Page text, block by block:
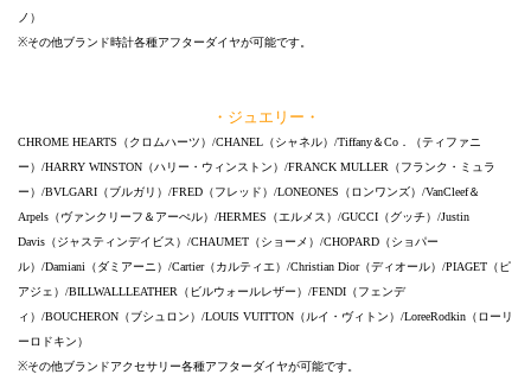
ノ）
※その他ブランド時計各種アフターダイヤが可能です。
・ジュエリー・
CHROME HEARTS（クロムハーツ）/CHANEL（シャネル）/Tiffany＆Co．（ティファニ
ー）/HARRY WINSTON（ハリー・ウィンストン）/FRANCK MULLER（フランク・ミュラ
ー）/BVLGARI（ブルガリ）/FRED（フレッド）/LONEONES（ロンワンズ）/VanCleef＆
Arpels（ヴァンクリーフ＆アーぺル）/HERMES（エルメス）/GUCCI（グッチ）/Justin
Davis（ジャスティンデイビス）/CHAUMET（ショーメ）/CHOPARD（ショパー
ル）/Damiani（ダミアーニ）/Cartier（カルティエ）/Christian Dior（ディオール）/PIAGET（ピ
アジェ）/BILLWALLLEATHER（ビルウォールレザー）/FENDI（フェンデ
ィ）/BOUCHERON（ブシュロン）/LOUIS VUITTON（ルイ・ヴィトン）/LoreeRodkin（ローリ
ーロドキン）
※その他ブランドアクセサリー各種アフターダイヤが可能です。